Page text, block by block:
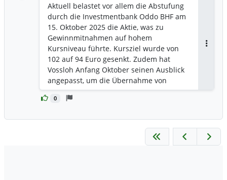
0
Aktuell belastet vor allem die Abstufung
durch die Investmentbank Oddo BHF am
15. Oktober 2025 die Aktie, was zu
Gewinnmitnahmen auf hohem
Kursniveau führte. Kursziel wurde von
102 auf 94 Euro gesenkt. Zudem hat
Vossloh Anfang Oktober seinen Ausblick
angepasst, um die Übernahme von
Sateba abzubilden, was kurzfristig
Unsicherheiten erzeugt hat. Trotz dieser
Perspektive laut Analysten stabil,
allerdings reagiert der Markt sensibel